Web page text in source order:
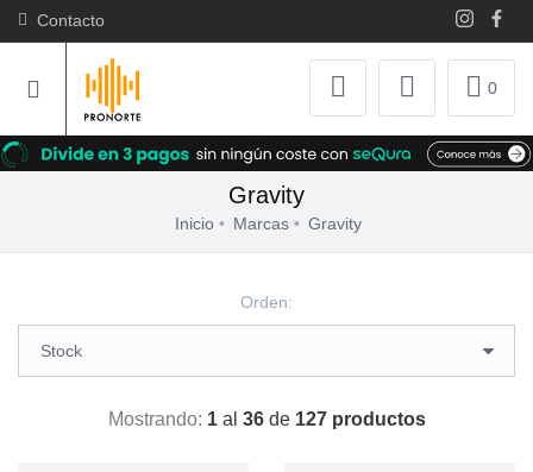
Contacto
0
Gravity
Inicio Marcas Gravity
Orden:
Mostrando: 1al 36de 127 productos